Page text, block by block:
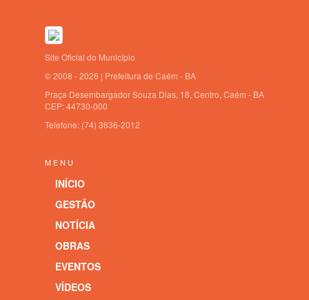
Site Oficial do Município
© 2008 - 2026 | Prefeitura de Caém - BA
Praça Desembargador Souza Dias, 18, Centro, Caém - BA
CEP: 44730-000
Telefone: (74) 3636-2012
MENU
INÍCIO
GESTÃO
NOTÍCIA
OBRAS
EVENTOS
VÍDEOS